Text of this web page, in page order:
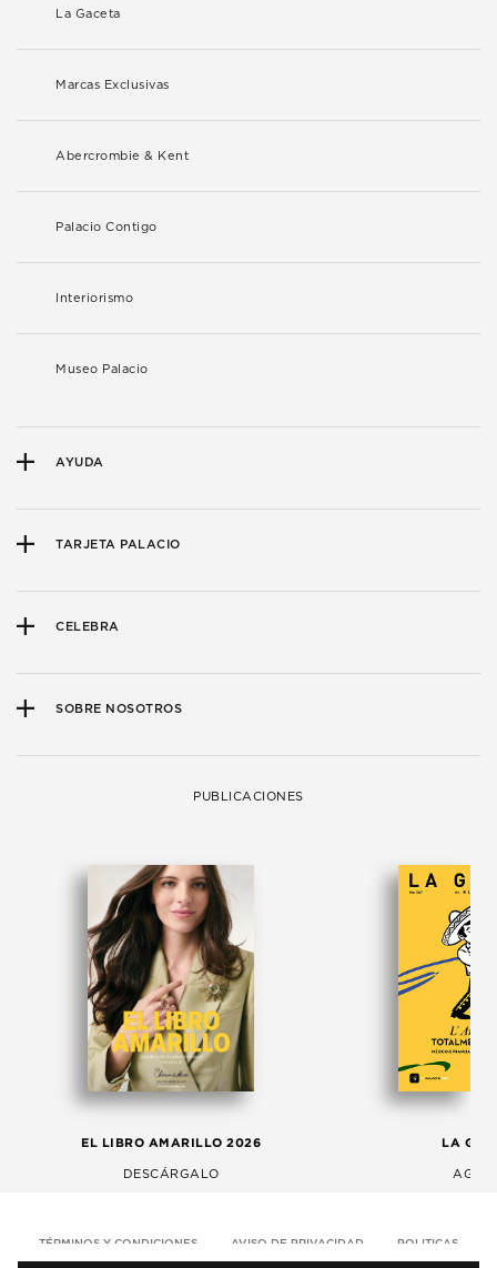
La Gaceta
Marcas Exclusivas
Abercrombie & Kent
Palacio Contigo
Interiorismo
Museo Palacio
AYUDA
TARJETA PALACIO
CELEBRA
SOBRE NOSOTROS
PUBLICACIONES
EL LIBRO AMARILLO 2026
DESCÁRGALO
LA
TÉRMINOS Y CONDICIONES AVISO DE PRIVACIDAD POLITICAS